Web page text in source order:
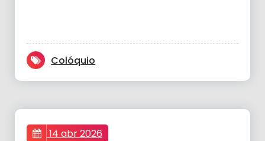
Colóquio
14 abr 2026